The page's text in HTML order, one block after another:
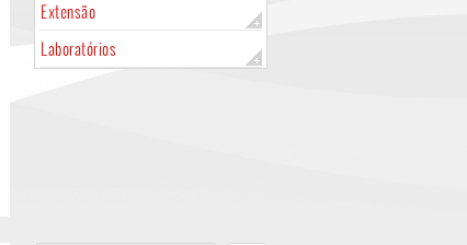
Extensão
Laboratórios